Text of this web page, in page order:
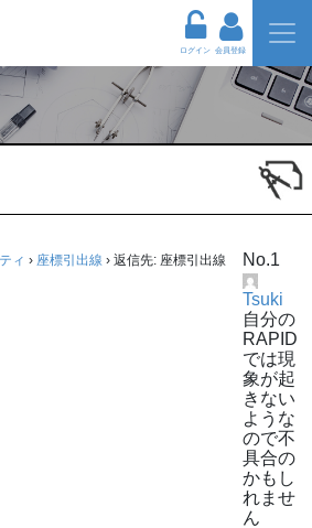
ログイン 会員登録
ィ › 座標引出線 › 返信先: 座標引出線 No.1
Tsuki
自分の
RAPID
では現
象が起
きない
ような
ので不
具合の
かもし
れませ
ん